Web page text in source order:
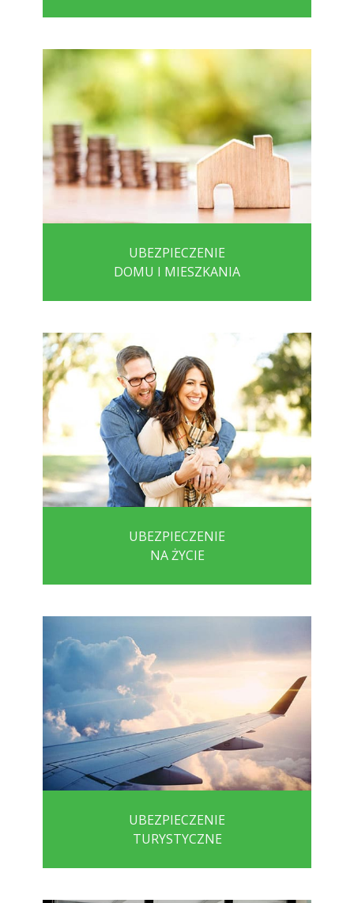
UBEZPIECZENIE
DOMU I MIESZKANIA
UBEZPIECZENIE
NA ŻYCIE
UBEZPIECZENIE
TURYSTYCZNE